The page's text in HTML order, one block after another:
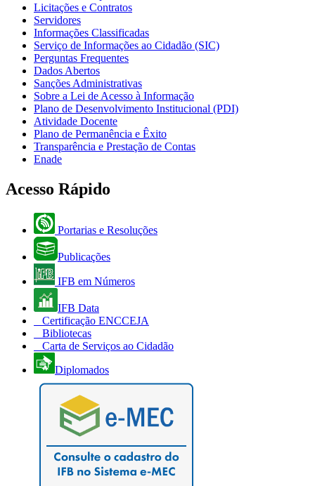
Licitações e Contratos
Servidores
Informações Classificadas
Serviço de Informações ao Cidadão (SIC)
Perguntas Frequentes
Dados Abertos
Sanções Administrativas
Sobre a Lei de Acesso à Informação
Plano de Desenvolvimento Institucional (PDI)
Atividade Docente
Plano de Permanência e Êxito
Transparência e Prestação de Contas
Enade
Acesso Rápido
Portarias e Resoluções
Publicações
IFB em Números
IFB Data
Certificação ENCCEJA
Bibliotecas
Carta de Serviços ao Cidadão
Diplomados